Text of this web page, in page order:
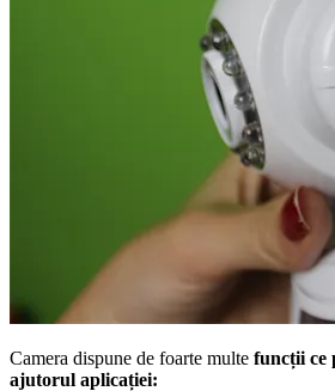
Camera dispune de foarte multe funcții ce
ajutorul aplicației: